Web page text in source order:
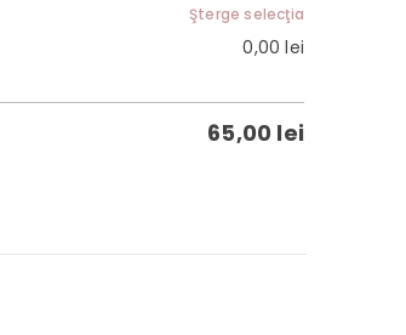
Şterge selecţia
0,00lei
65,00 lei